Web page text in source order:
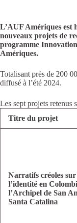
L’AUF Amériques est
nouveaux projets de
programme Innovation
Amériques.
Totalisant près de 200
diffusé à l’été 2024.
Les sept projets retenus
Titre du projet
Narratifs créoles sur
l’identité en
l’Archipel de San
Santa Catalina